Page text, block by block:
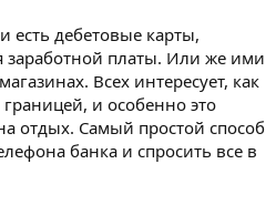
есть дебетовые карты,
заработной платы. Или же ими
Всех интересует, как
и особенно это
отдых. Самый простой способ
банка и спросить все в